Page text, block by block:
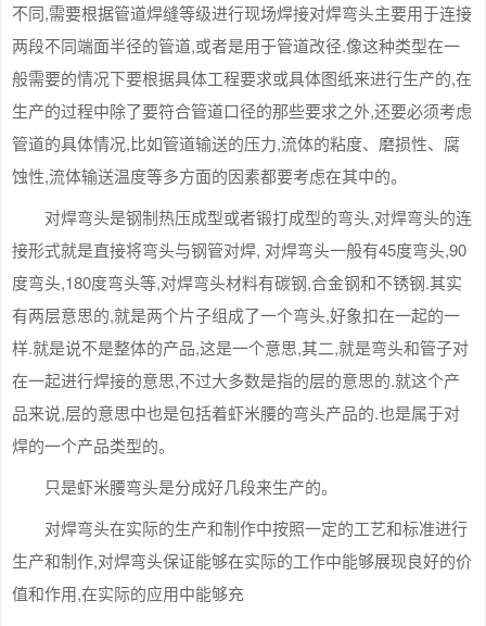
不同,需要根据管道焊缝等级进行现场焊接对焊弯头主要用于连接
两段不同端面半径的管道,或者是用于管道改径.像这种类型在一
般需要的情况下要根据具体工程要求或具体图纸来进行生产的,在
生产的过程中除了要符合管道口径的那些要求之外,还要必须考虑
管道的具体情况,比如管道输送的压力,流体的粘度、磨损性、腐
蚀性,流体输送温度等多方面的因素都要考虑在其中的。
对焊弯头是钢制热压成型或者锻打成型的弯头,对焊弯头的连
接形式就是直接将弯头与钢管对焊, 对焊弯头一般有45度弯头,90
度弯头,180度弯头等,对焊弯头材料有碳钢,合金钢和不锈钢.其实
有两层意思的,就是两个片子组成了一个弯头,好象扣在一起的一
样.就是说不是整体的产品,这是一个意思,其二,就是弯头和管子对
在一起进行焊接的意思,不过大多数是指的层的意思的.就这个产
品来说,层的意思中也是包括着虾米腰的弯头产品的.也是属于对
焊的一个产品类型的。
只是虾米腰弯头是分成好几段来生产的。
对焊弯头在实际的生产和制作中按照一定的工艺和标准进行
生产和制作,对焊弯头保证能够在实际的工作中能够展现良好的价
值和作用,在实际的应用中能够充